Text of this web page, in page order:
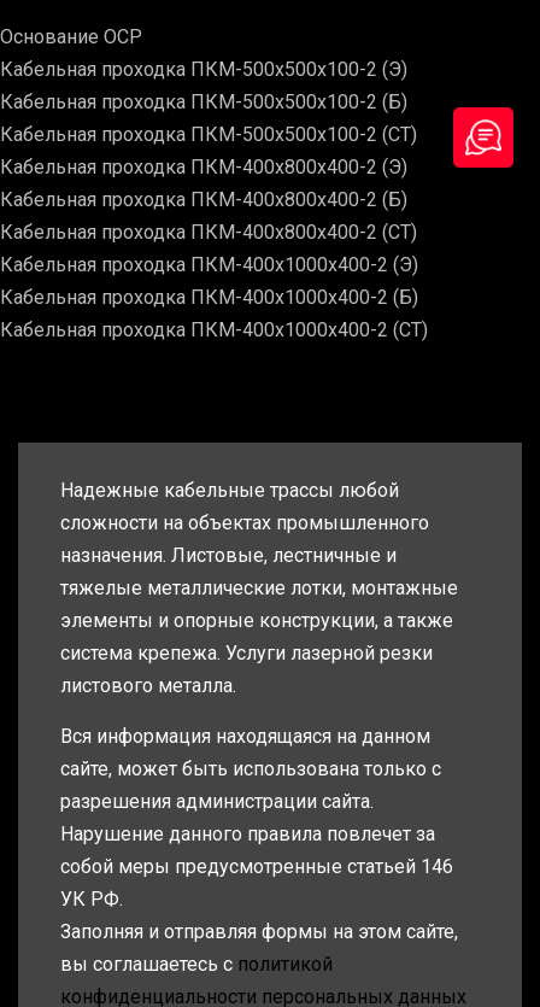
Основание ОСР
Кабельная проходка ПКМ-500х500х100-2 (Э)
Кабельная проходка ПКМ-500х500х100-2 (Б)
Кабельная проходка ПКМ-500х500х100-2 (СТ)
Кабельная проходка ПКМ-400х800х400-2 (Э)
Кабельная проходка ПКМ-400х800х400-2 (Б)
Кабельная проходка ПКМ-400х800х400-2 (СТ)
Кабельная проходка ПКМ-400х1000х400-2 (Э)
Кабельная проходка ПКМ-400х1000х400-2 (Б)
Кабельная проходка ПКМ-400х1000х400-2 (СТ)
Надежные кабельные трассы любой
сложности на объектах промышленного
назначения. Листовые, лестничные и
тяжелые металлические лотки, монтажные
элементы и опорные конструкции, а также
система крепежа. Услуги лазерной резки
листового металла.
Вся информация находящаяся на данном
сайте, может быть использована только с
разрешения администрации сайта.
Нарушение данного правила повлечет за
собой меры предусмотренные статьей 146
УК РФ.
Заполняя и отправляя формы на этом сайте,
вы соглашаетесь с политикой
конфиденциальности персональных данных